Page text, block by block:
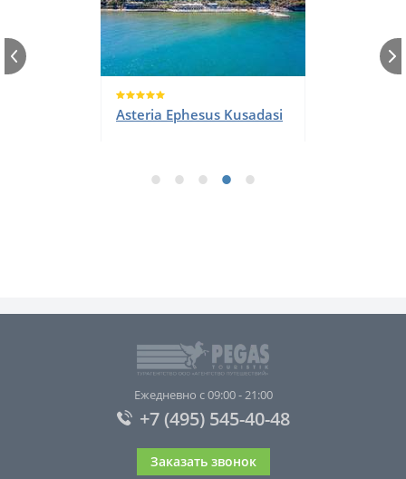
Asteria Ephesus Kusadasi
Ежедневно с 09:00 - 21:00
+7 (495) 545-40-48
Заказать звонок